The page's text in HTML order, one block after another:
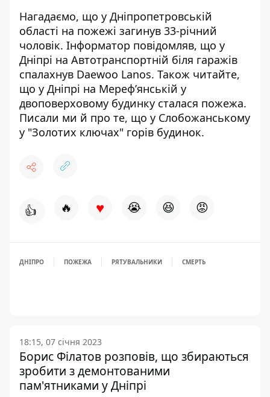
Нагадаємо, що у Дніпропетровській
області на пожежі загинув 33-річний
чоловік. Інформатор повідомляв, що у
Дніпрі на Автотранспортній біля гаражів
спалахнув Daewoo Lanos. Також читайте,
що у Дніпрі на Мереф’янській у
двоповерховому будинку сталася пожежа.
Писали ми й про те, що у Слобожанському
у "Золотих ключах" горів будинок.
👍 🔥 ♥ 😭 😆 😡
ДНІПРО ПОЖЕЖА РЯТУВАЛЬНИКИ СМЕРТЬ
18:15, 07 січня 2023
Борис Філатов розповів, що збираються
зробити з демонтованими
пам'ятниками у Дніпрі